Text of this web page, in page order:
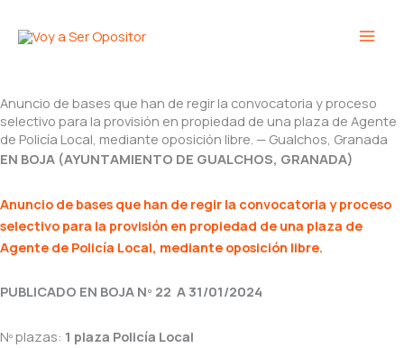
Anuncio de bases que han de regir la convocatoria y proceso
selectivo para la provisión en propiedad de una plaza de Agente
de Policía Local, mediante oposición libre. — Gualchos, Granada
EN BOJA (AYUNTAMIENTO DE GUALCHOS, GRANADA)
Anuncio de bases que han de regir la convocatoria y proceso
selectivo para la provisión en propiedad de una plaza de
Agente de Policía Local, mediante oposición libre.
PUBLICADO EN BOJA Nº 22 A 31/01/2024
Nº plazas: 1 plaza Policía Local